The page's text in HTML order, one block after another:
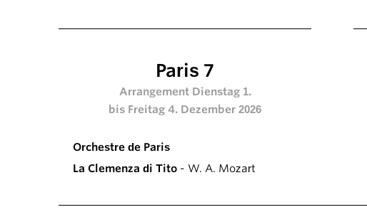
Paris 7
Arrangement Dienstag 1.
bis Freitag 4. Dezember 2026
Orchestre de Paris
La Clemenza di Tito - W. A. Mozart